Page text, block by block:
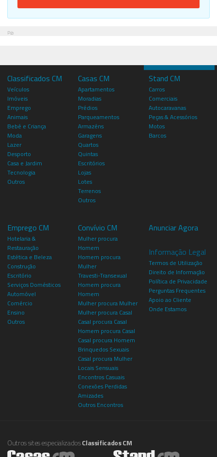
Pub
Classificados CM
Veículos
Imóveis
Emprego
Animais
Bebé e Criança
Moda
Lazer
Desporto
Casa e Jardim
Tecnologia
Outros
Casas CM
Apartamentos
Moradias
Prédios
Parqueamentos
Armazéns
Garagens
Quartos
Quintas
Escritórios
Lojas
Lotes
Terrenos
Outros
Stand CM
Carros
Comerciais
Autocaravanas
Peças & Acessórios
Motos
Barcos
Emprego CM
Hotelaria &
Restauração
Estética e Beleza
Construção
Escritório
Serviços Domésticos
Automóvel
Comércio
Ensino
Outros
Convívio CM
Mulher procura
Homem
Homem procura
Mulher
Travesti-Transexual
Homem procura
Homem
Mulher procura Mulher
Mulher procura Casal
Casal procura Casal
Homem procura Casal
Casal procura Homem
Brinquedos Sexuais
Casal procura Mulher
Locais Sensuais
Encontros Casuais
Conexões Perdidas
Amizades
Outros Encontros
Anunciar Agora
Informação Legal
Termos de Utilização
Direito de Informação
Política de Privacidade
Perguntas Frequentes
Apoio ao Cliente
Onde Estamos
Outros sites especializadosClassificados CM